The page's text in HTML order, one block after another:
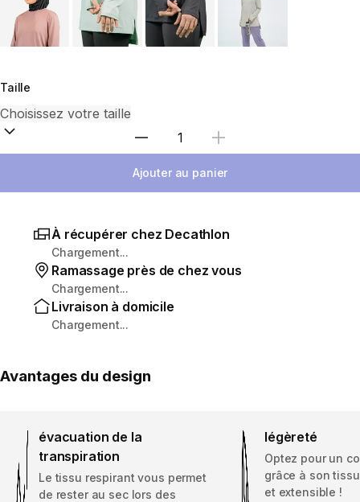
Taille
Sélectionnez la quantité
Ajouter au panier
À récupérer chez Decathlon
Chargement...
Ramassage près de chez vous
Chargement...
Livraison à domicile
Chargement...
Avantages du design
évacuation de la
transpiration
Le tissu respirant vous permet
de rester au sec lors des
légèreté
Optez pour un
grâce à son
et extensible !